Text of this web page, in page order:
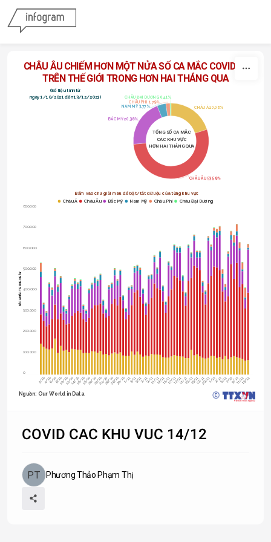
CHÂU ÂU CHIẾM HƠN MỘT NỬA SỐ CA MẮC COVID-19
TRÊN THẾ GIỚI TRONG HƠN HAI THÁNG QUA
(Số liệu tính từ
ngày 1/10/2021 đến 13/12/2021)
CHÂU Á 20,06%
CHÂU ÂU 53,58%
BẮC MỸ 20,38%
NAM MỸ 3,77%
CHÂU PHI 1,79%
CHÂU ĐẠI DƯƠNG 0,41%
TỔNG SỐ CA MẮC
CÁC KHU VỰC
HƠN HAI THÁNG QUA
Bấm vào chú giải màu để bật/tắt dữ liệu của từng khu vực
Châu Á Châu Âu Bắc Mỹ Nam Mỹ Châu Phi Châu Đại Dương
800.000
700.000
600.000
500.000
400.000
300.000
200.000
100.000
0
2/104/106/108/1010/1012/1014/1016/1018/1020/1022/1024/1026/1028/1030/101/113/115/117/119/1111/1113/1115/1117/1119/1121/1123/1125/1127/1129/111/123/125/127/129/1211/1213/12
SỐ CA MẮC TRONG NGÀY
Nguồn: Our World in Data
COVID CAC KHU VUC 14/12
Phương Thảo Phạm Thị